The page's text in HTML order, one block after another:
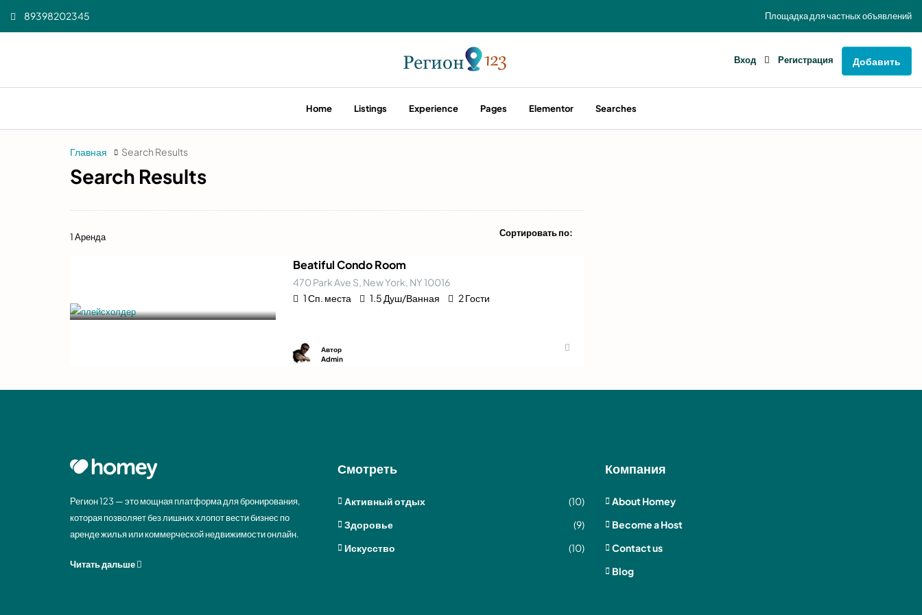
89398202345 Площадка для частных объявлений
Вход Регистрация Добавить
Home Listings Experience Pages Elementor Searches
Главная Search Results
Search Results
1 Аренда Сортировать по:
Beatiful Condo Room
470 Park Ave S, New York, NY 10016
1Сп. места 1.5 Душ/Ванная 2Гости
Автор
Admin
Регион 123 — это мощная платформа для бронирования,
которая позволяет без лишних хлопот вести бизнес по
аренде жилья или коммерческой недвижимости онлайн.
Читать дальше
Смотреть
Активный отдых
(10)
Здоровье
(9)
Искусство
(10)
Компания
About Homey
Become a Host
Contact us
Blog